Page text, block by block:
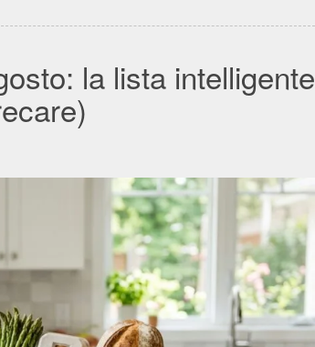
la lista intelligente